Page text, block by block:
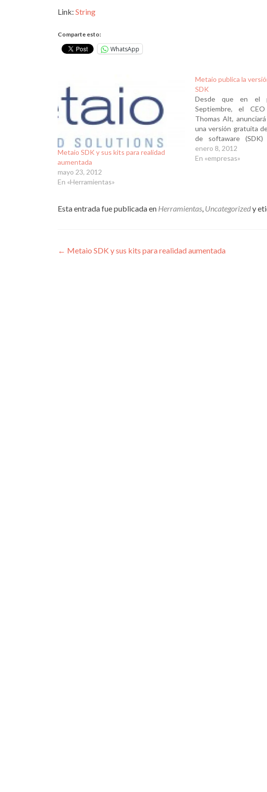
Link: String
Comparte esto:
WhatsApp
Metaio SDK y sus kits para realidad
aumentada
mayo 23, 2012
En «Herramientas»
Metaio publica la
SDK
Desde que en el
Septiembre, el
Thomas Alt,
una versión gratuita
de softaware
móviles, la empresa
obra para garantizar
enero 8, 2012
En «empresas»
Esta entrada fue publicada en Herramientas, Uncategorizedy
Navegación
← Metaio SDK y sus kits para realidad aumentada